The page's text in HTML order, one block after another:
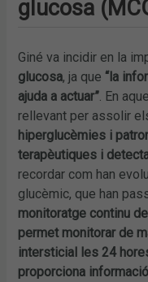
glucosa
Giné va incidir en la
glucosa, ja que “la
ajuda a actuar”. En
rellevant per assolir
hiperglucèmies i
terapèutiques i
recordar com han
glucèmic, que han
monitoratge continu
permet monitorar de
intersticial les 24
proporciona